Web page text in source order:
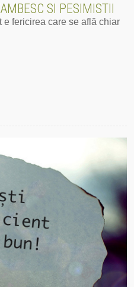
SI PESIMISTII
e fericirea care se află chiar